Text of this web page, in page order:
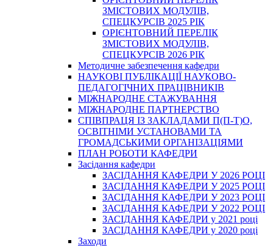
ЗМІСТОВИХ МОДУЛІВ,
СПЕЦКУРСІВ 2025 РІК
ОРІЄНТОВНИЙ ПЕРЕЛІК
ЗМІСТОВИХ МОДУЛІВ,
СПЕЦКУРСІВ 2026 РІК
Методичне забезпечення кафедри
НАУКОВІ ПУБЛІКАЦІЇ НАУКОВО-
ПЕДАГОГІЧНИХ ПРАЦІВНИКІВ
МІЖНАРОДНЕ СТАЖУВАННЯ
МІЖНАРОДНЕ ПАРТНЕРСТВО
СПІВПРАЦЯ ІЗ ЗАКЛАДАМИ П(П-Т)О,
ОСВІТНІМИ УСТАНОВАМИ ТА
ГРОМАДСЬКИМИ ОРГАНІЗАЦІЯМИ
ПЛАН РОБОТИ КАФЕДРИ
Засідання кафедри
ЗАСІДАННЯ КАФЕДРИ У 2026 РОЦІ
ЗАСІДАННЯ КАФЕДРИ У 2025 РОЦІ
ЗАСІДАННЯ КАФЕДРИ У 2023 РОЦІ
ЗАСІДАННЯ КАФЕДРИ У 2022 РОЦІ
ЗАСІДАННЯ КАФЕДРИ у 2021 році
ЗАСІДАННЯ КАФЕДРИ у 2020 році
Заходи